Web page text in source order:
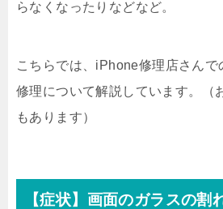
らなくなったりなどなど。
こちらでは、iPhone修理店さん
修理について解説しています。（
もあります）
【症状】画面のガラスの割